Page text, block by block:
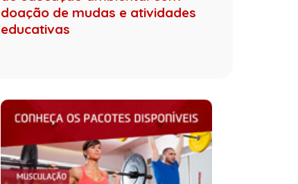
doação de mudas e atividades
educativas